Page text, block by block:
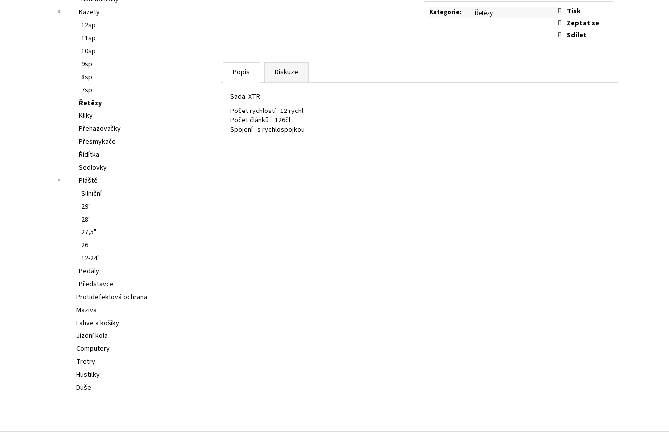
Kazety
12sp
11sp
10sp
9sp
8sp
7sp
Řetězy
Kliky
Přehazovačky
Přesmykače
Řídítka
Sedlovky
Pláště
Silniční
29"
28"
27,5"
26
12-24"
Pedály
Představce
Protidefektová ochrana
Maziva
Lahve a košíky
Jízdní kola
Computery
Tretry
Hustilky
Duše
Kategorie: Řetězy
Tisk
Zeptat se
Sdílet
Popis Diskuze
Sada: XTR
Počet rychlostí : 12 rychl
Počet článků : 126čl.
Spojení : s rychlospojkou